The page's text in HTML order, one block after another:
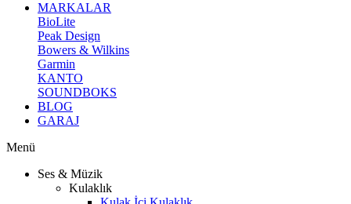
MARKALAR
BioLite
Peak Design
Bowers & Wilkins
Garmin
KANTO
SOUNDBOKS
BLOG
GARAJ
Menü
Ses & Müzik
Kulaklık